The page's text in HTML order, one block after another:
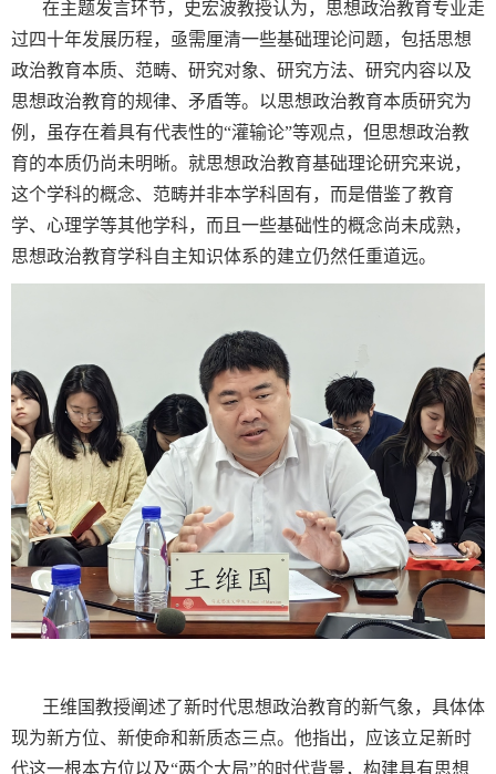
在主题发言环节，史宏波教授认为，思想政治教育专业走
过四十年发展历程，亟需厘清一些基础理论问题，包括思想
政治教育本质、范畴、研究对象、研究方法、研究内容以及
思想政治教育的规律、矛盾等。以思想政治教育本质研究为
例，虽存在着具有代表性的“灌输论”等观点，但思想政治教
育的本质仍尚未明晰。就思想政治教育基础理论研究来说，
这个学科的概念、范畴并非本学科固有，而是借鉴了教育
学、心理学等其他学科，而且一些基础性的概念尚未成熟，
思想政治教育学科自主知识体系的建立仍然任重道远。
王维国教授阐述了新时代思想政治教育的新气象，具体体
现为新方位、新使命和新质态三点。他指出，应该立足新时
代这一根本方位以及“两个大局”的时代背景，构建具有思想